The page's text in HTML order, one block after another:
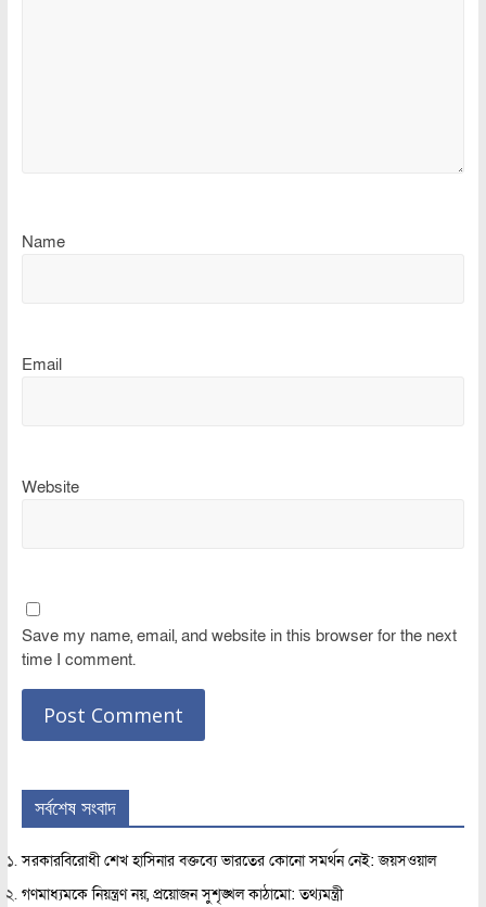
Name
Email
Website
Save my name, email, and website in this browser for the next
time I comment.
সর্বশেষ সংবাদ
সরকারবিরোধী শেখ হাসিনার বক্তব্যে ভারতের কোনো সমর্থন নেই: জয়সওয়াল
গণমাধ্যমকে নিয়ন্ত্রণ নয়, প্রয়োজন সুশৃঙ্খল কাঠামো: তথ্যমন্ত্রী